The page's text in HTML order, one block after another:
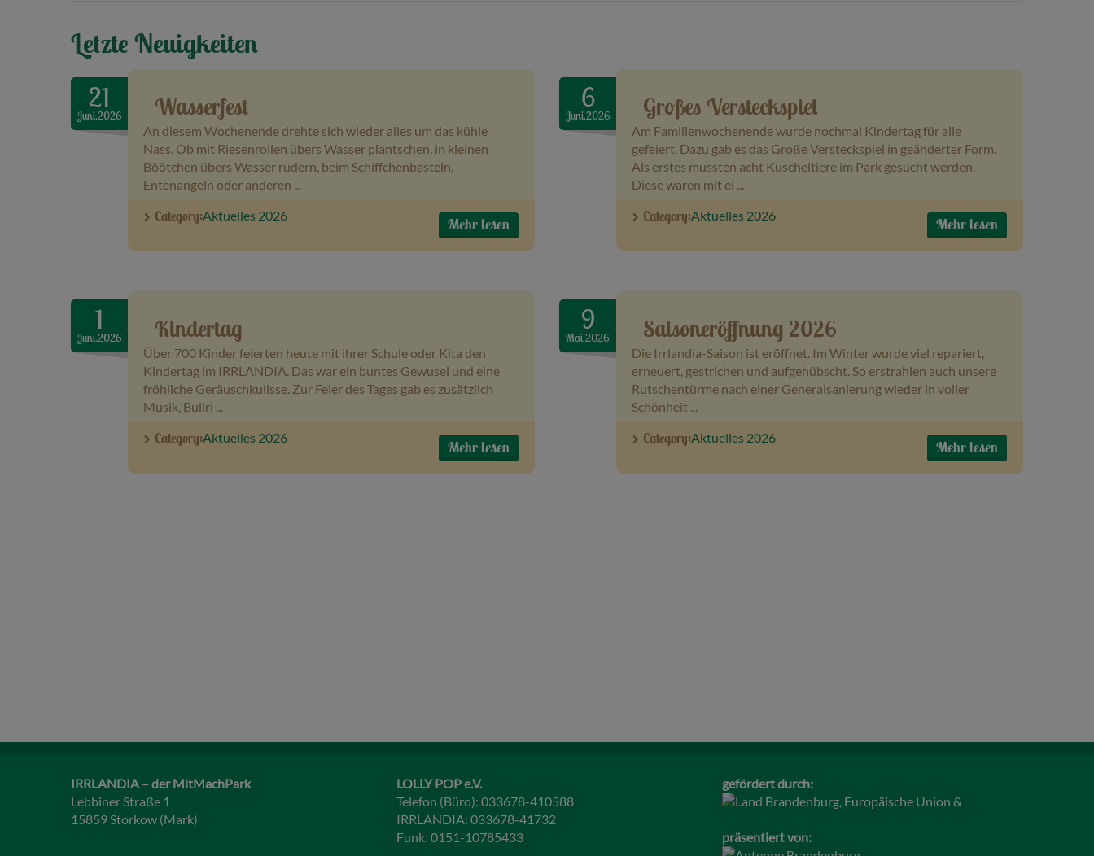
Letzte Neuigkeiten
21
Juni.2026 Wasserfest
An diesem Wochenende drehte sich wieder alles um das kühle
Nass. Ob mit Riesenrollen übers Wasser plantschen, in kleinen
Böötchen übers Wasser rudern, beim Schiffchenbasteln,
Entenangeln oder anderen ...
Mehr lesen
Category:Aktuelles 2026
6
Juni.2026 Großes Versteckspiel
Am Familienwochenende wurde nochmal Kindertag für alle
gefeiert. Dazu gab es das Große Versteckspiel in geänderter Form.
Als erstes mussten acht Kuscheltiere im Park gesucht werden.
Diese waren mit ei ...
Mehr lesen
Category:Aktuelles 2026
1
Juni.2026 Kindertag
Über 700 Kinder feierten heute mit ihrer Schule oder Kita den
Kindertag im IRRLANDIA. Das war ein buntes Gewusel und eine
fröhliche Geräuschkulisse. Zur Feier des Tages gab es zusätzlich
Musik, Bullri ...
Mehr lesen
Category:Aktuelles 2026
9
Mai.2026 Saisoneröffnung 2026
Die Irrlandia-Saison ist eröffnet. Im Winter wurde viel repariert,
erneuert, gestrichen und aufgehübscht. So erstrahlen auch unsere
Rutschentürme nach einer Generalsanierung wieder in voller
Schönheit ...
Mehr lesen
Category:Aktuelles 2026
IRRLANDIA – der MitMachPark
Lebbiner Straße 1
15859 Storkow (Mark)
LOLLY POP e.V.
Telefon (Büro): 033678-410588
IRRLANDIA: 033678-41732
Funk: 0151-10785433
gefördert durch:
präsentiert von: